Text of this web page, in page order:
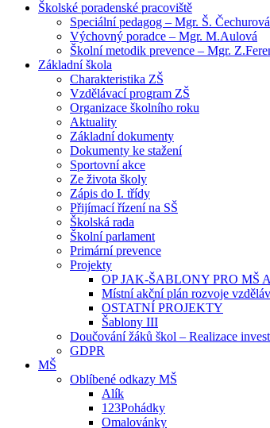
Školské poradenské pracoviště
Speciální pedagog – Mgr. Š. Čechurová
Výchovný poradce – Mgr. M.Aulová
Školní metodik prevence – Mgr.
Základní škola
Charakteristika ZŠ
Vzdělávací program ZŠ
Organizace školního roku
Aktuality
Základní dokumenty
Dokumenty ke stažení
Sportovní akce
Ze života školy
Zápis do I. třídy
Přijímací řízení na SŠ
Školská rada
Školní parlament
Primární prevence
Projekty
OP JAK-ŠABLONY PRO MŠ
Místní akční plán rozvoje
OSTATNÍ PROJEKTY
Šablony III
Doučování žáků škol – Realizace
GDPR
MŠ
Oblíbené odkazy MŠ
Alík
123Pohádky
Omalovánky